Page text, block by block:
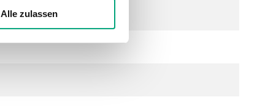
Alle zulassen